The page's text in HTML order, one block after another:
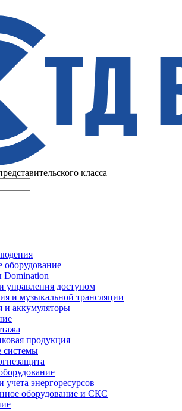
класса
Domination
управления доступом
и музыкальной трансляции
и аккумуляторы
продукция
системы
энергоресурсов
оборудование и СКС